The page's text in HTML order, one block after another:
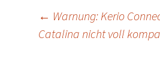
← Warnung: Kerio
Catalina nicht voll